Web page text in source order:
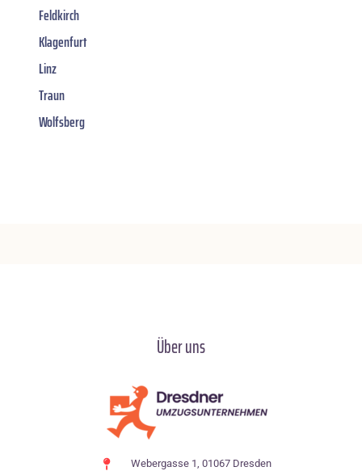
Feldkirch
Klagenfurt
Linz
Traun
Wolfsberg
Über uns
Webergasse 1, 01067 Dresden